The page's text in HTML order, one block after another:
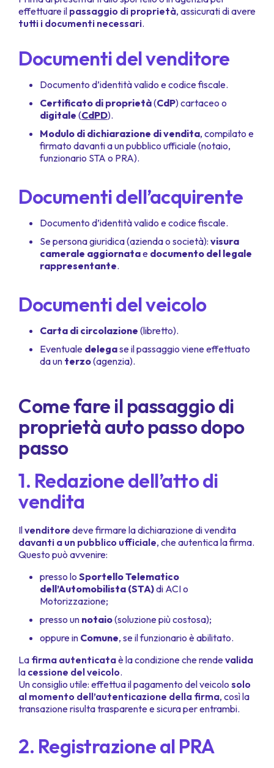
effettuare il passaggio di proprietà, assicurati di avere
tutti i documenti necessari.
Documenti del venditore
Documento d’identità valido e codice fiscale.
Certificato di proprietà(CdP) cartaceo o
digitale (CdPD).
Modulo di dichiarazione di vendita, compilato e
firmato davanti a un pubblico ufficiale (notaio,
funzionario STA o PRA).
Documenti dell’acquirente
Documento d’identità valido e codice fiscale.
Se persona giuridica (azienda o società): visura
camerale aggiornatae documento del legale
rappresentante.
Documenti del veicolo
Carta di circolazione (libretto).
Eventuale delegase il passaggio viene effettuato
da un terzo(agenzia).
Come fare il passaggio di
proprietà auto passo dopo
passo
1. Redazione dell’atto di
vendita
Ilvenditore deve firmare la dichiarazione di vendita
davanti a un pubblico ufficiale, che autentica la firma.
Questo può avvenire:
presso lo Sportello Telematico
dell’Automobilista (STA)di ACI o
Motorizzazione;
presso un notaio(soluzione più costosa);
oppure in Comune, se il funzionario è abilitato.
La firma autenticataè la condizione che rendevalida
la cessione del veicolo.
Un consiglio utile: effettua il pagamento del veicolo solo
al momento dell’autenticazione della firma, così la
transazione risulta trasparente e sicura per entrambi.
2. Registrazione al PRA